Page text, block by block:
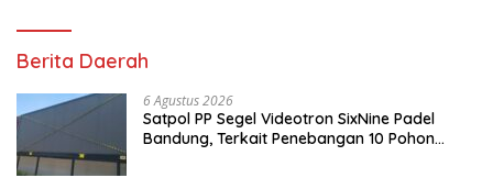
Berita Daerah
6 Agustus 2026
Satpol PP Segel Videotron SixNine Padel
Bandung, Terkait Penebangan 10 Pohon